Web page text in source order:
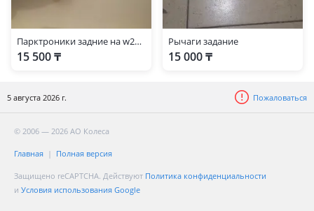
Парктроники задние на w221, W216, W166, W463
15 500 ₸
Рычаги задание
15 000 ₸
5 августа 2026 г. Пожаловаться
© 2006 — 2026 АО Колеса
Главная Полная версия
Защищено reCAPTCHA. Действуют Политика конфиденциальности
и Условия использования Google